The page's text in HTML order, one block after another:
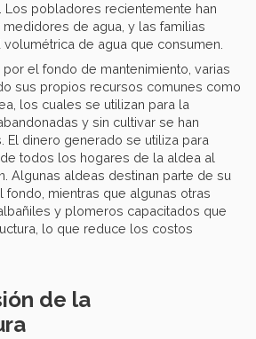
Los pobladores recientemente han
de agua, y las familias
de agua que consumen.
el fondo de mantenimiento, varias
sus propios recursos comunes como
los cuales se utilizan para la
y sin cultivar se han
El dinero generado se utiliza para
todos los hogares de la aldea al
Algunas aldeas destinan parte de su
fondo, mientras que algunas otras
y plomeros capacitados que
lo que reduce los costos
de la